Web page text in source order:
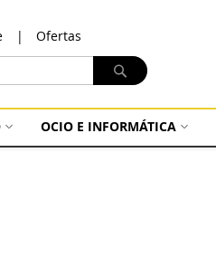
Ofertas
contenido
Buscar
OCIO E INFORMÁTICA